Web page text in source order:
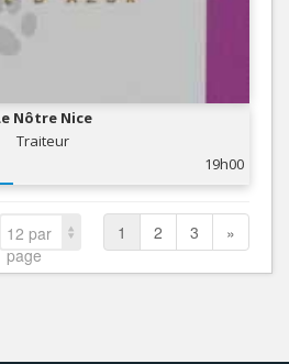
Nôtre Nice
Traiteur
19h00
12 par
page
1 2 3 »